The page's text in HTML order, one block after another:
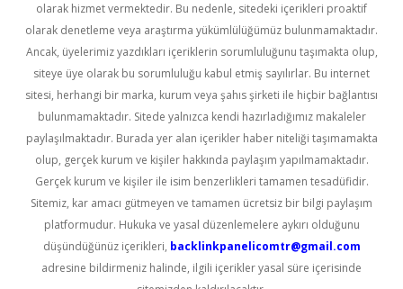
olarak hizmet vermektedir. Bu nedenle, sitedeki içerikleri proaktif
olarak denetleme veya araştırma yükümlülüğümüz bulunmamaktadır.
Ancak, üyelerimiz yazdıkları içeriklerin sorumluluğunu taşımakta olup,
siteye üye olarak bu sorumluluğu kabul etmiş sayılırlar. Bu internet
sitesi, herhangi bir marka, kurum veya şahıs şirketi ile hiçbir bağlantısı
bulunmamaktadır. Sitede yalnızca kendi hazırladığımız makaleler
paylaşılmaktadır. Burada yer alan içerikler haber niteliği taşımamakta
olup, gerçek kurum ve kişiler hakkında paylaşım yapılmamaktadır.
Gerçek kurum ve kişiler ile isim benzerlikleri tamamen tesadüfidir.
Sitemiz, kar amacı gütmeyen ve tamamen ücretsiz bir bilgi paylaşım
platformudur. Hukuka ve yasal düzenlemelere aykırı olduğunu
düşündüğünüz içerikleri, backlinkpanelicomtr@gmail.com
adresine bildirmeniz halinde, ilgili içerikler yasal süre içerisinde